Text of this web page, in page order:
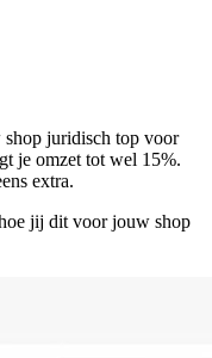
juridisch top voor
je omzet tot wel 15%.
extra.
jij dit voor jouw shop